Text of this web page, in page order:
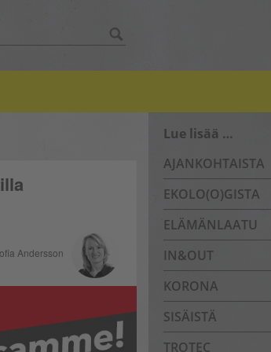
Andersson
Lue lisää …
AJANKOHTAISTA
EKOLO(O)GISTA
ELÄMÄNLAATU
IN&OUT
KORONA
SISÄISTÄ
TROTEC